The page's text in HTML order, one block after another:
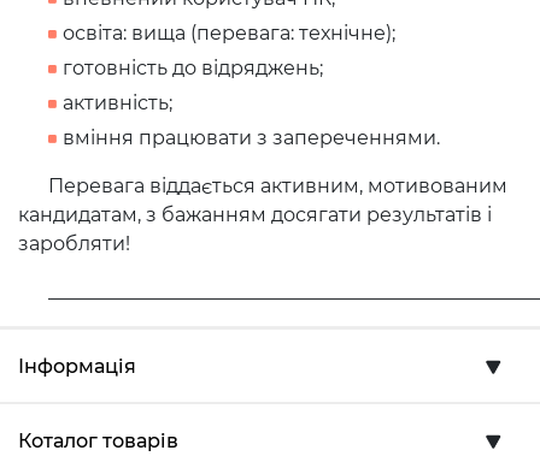
освіта: вища (перевага: технічне);
готовність до відряджень;
активність;
вміння працювати з запереченнями.
Перевага віддається активним, мотивованим
кандидатам, з бажанням досягати результатів і
заробляти!
Інформація
Коталог товарів